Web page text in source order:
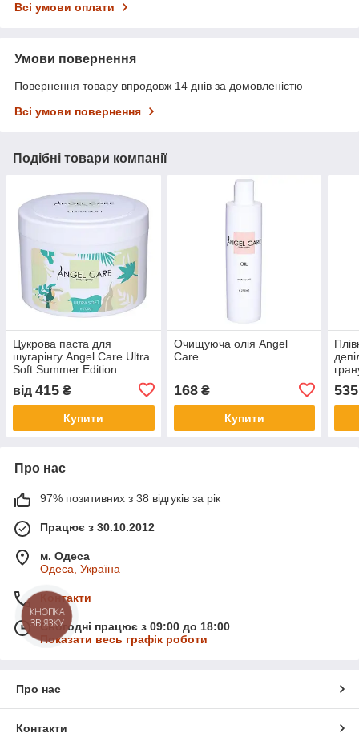
Всі умови оплати
Умови повернення
Повернення товару впродовж 14 днів за домовленістю
Всі умови повернення
Подібні товари компанії
Цукрова паста для
шугарінгу Angel Care Ultra
Soft Summer Edition
від 415 ₴
Купити
Очищуюча олія Angel
Care
168₴
Купити
535
Про нас
97% позитивних з 38 відгуків за рік
Працює з 30.10.2012
м. Одеса
Одеса, Україна
Контакти
Сьогодні працює з 09:00 до 18:00
Показати весь графік роботи
Про нас
Контакти
КНОПКА
ЗВ'ЯЗКУ